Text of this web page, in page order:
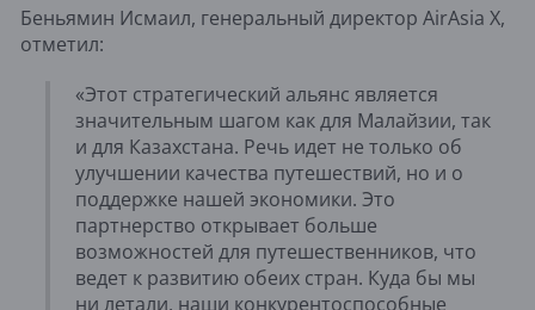
Беньямин Исмаил, генеральный директор AirAsia X,
отметил:
«Этот стратегический альянс является
значительным шагом как для Малайзии, так
и для Казахстана. Речь идет не только об
улучшении качества путешествий, но и о
поддержке нашей экономики. Это
партнерство открывает больше
возможностей для путешественников, что
ведет к развитию обеих стран. Куда бы мы
ни летали, наши конкурентоспособные